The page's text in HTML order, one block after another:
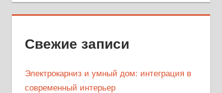
Свежие записи
Электрокарниз и умный дом: интеграция в
современный интерьер